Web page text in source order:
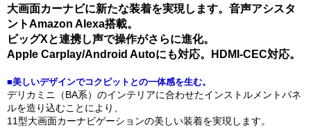
大画面カーナビに新たな装着を実現します。音声アシスタ
ントAmazon Alexa搭載。
ビッグXと連携し声で操作がさらに進化。
Apple Carplay/Android Autoにも対応。HDMI-CEC対応。
■美しいデザインでコクピットとの一体感を生む。
デリカミニ（BA系）のインテリアに合わせたインストルメントパネ
ルを造り込むことにより、
11型大画面カーナビゲーションの美しい装着を実現します。